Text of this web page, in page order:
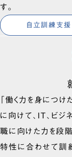
す。
自立訓練支援
「働く力を身につけ
に向けて、IT、ビジ
職に向けた力を段
特性に合わせて訓